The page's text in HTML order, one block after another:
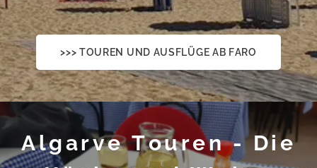
>>> TOUREN UND AUSFLÜGE AB FARO
Algarve Touren - Die